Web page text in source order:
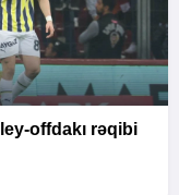
offdakı rəqibi